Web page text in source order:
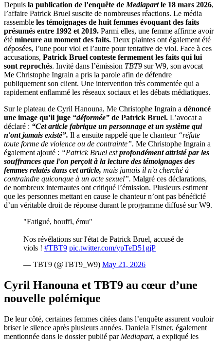
Depuis la publication de l’enquête de Mediapartle 18 mars 2026,
l’affaire Patrick Bruel suscite de nombreuses réactions. Le média
rassemble les témoignages de huit femmes évoquant des faits
présumés entre 1992 et 2019. Parmi elles, une femme affirme avoir
été mineure au moment des faits. Deux plaintes ont également été
déposées, l’une pour viol et l’autre pour tentative de viol. Face à ces
accusations, Patrick Bruel conteste fermement les faits qui lui
sont reprochés. Invité dans l’émission TBT9 sur W9, son avocat
Me Christophe Ingrain a pris la parole afin de défendre
publiquement son client. Une intervention très commentée qui a
rapidement enflammé les réseaux sociaux et les débats médiatiques.
Sur le plateau de Cyril Hanouna, Me Christophe Ingrain a dénoncé
une image qu’il juge “déformée” de Patrick Bruel. L’avocat a
déclaré : “Cet article fabrique un personnage et un système qui
n'ont jamais existé”. Il a ensuite rappelé que le chanteur “réfute
toute forme de violence ou de contrainte”. Me Christophe Ingrain a
également ajouté : “Patrick Bruel estprofondément attristé par les
souffrances que l'on perçoit à la lecture des témoignages des
femmes relatés dans cet article, mais jamais il n'a cherché à
contraindre quiconque à un acte sexuel”. Malgré ces déclarations,
de nombreux internautes ont critiqué l’émission. Plusieurs estiment
que les personnes mettant en cause le chanteur n’ont pas bénéficié
d’un véritable droit de réponse durant le programme diffusé sur W9.
"Fatigué, bouffi, ému"
Nos révélations sur l'état de Patrick Bruel, accusé de
viols ! #TBT9 pic.twitter.com/ypTeD51gjP
— TBT9 (@TBT9_W9) May 21, 2026
Cyril Hanouna et TBT9 au cœur d’une
nouvelle polémique
De leur côté, certaines femmes citées dans l’enquête assurent vouloir
briser le silence après plusieurs années. Daniela Elstner, également
mentionnée dans le dossier publié par Mediapart, a expliqué les